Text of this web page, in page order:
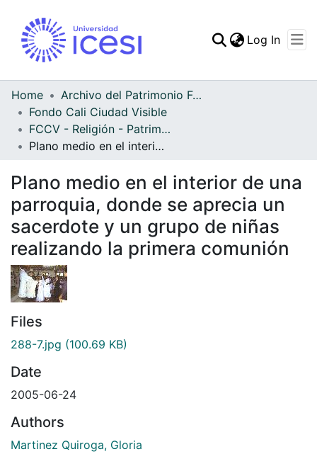
Log In
Home
Archivo del Patrimonio Fotográfico y Fílmico del Valle del Cauca
Fondo Cali Ciudad Visible
FCCV - Religión - Patrimonial
Plano medio en el interior de una parroquia, donde se aprecia un sacerdote y un grupo de niñas realizando la primera comunión
Plano medio en el interior de una
parroquia, donde se aprecia un
sacerdote y un grupo de niñas
realizando la primera comunión
Files
288-7.jpg (100.69 KB)
Date
2005-06-24
Authors
Martinez Quiroga, Gloria